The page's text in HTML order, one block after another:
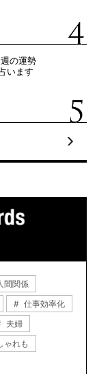
の運勢
います
間関係
仕事効率化
夫婦
ゃれも